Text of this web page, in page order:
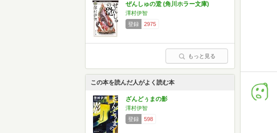
ぜんしゅの跫 (角川ホラー文庫)
澤村伊智
登録
2975
もっと見る
この本を読んだ人がよく読む本
ざんどぅまの影
澤村伊智
登録
598